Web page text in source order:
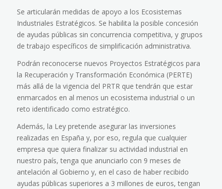
Se articularán medidas de apoyo a los Ecosistemas
Industriales Estratégicos. Se habilita la posible concesión
de ayudas públicas sin concurrencia competitiva, y grupos
de trabajo específicos de simplificación administrativa.
Podrán reconocerse nuevos Proyectos Estratégicos para
la Recuperación y Transformación Económica (PERTE)
más allá de la vigencia del PRTRque tendrán que estar
enmarcados en al menos un ecosistema industrial o un
reto identificado como estratégico.
Además, la Ley pretende asegurar las inversiones
realizadas en España y, por eso, regula que cualquier
empresa que quiera finalizar su actividad industrial en
nuestro país, tenga que anunciarlo con 9 meses de
antelación al Gobierno y, en el caso de haber recibido
ayudas públicas superiores a 3 millones de euros, tengan